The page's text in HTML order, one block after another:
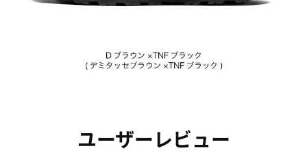
ユーザーレビュー